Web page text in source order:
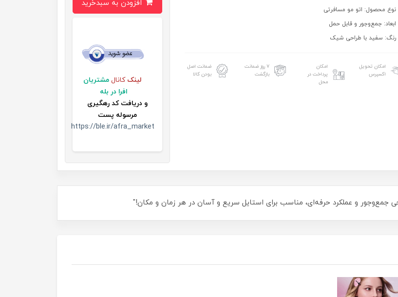
نوع محصول: اتو مو مسافرتی
ابعاد: جمع‌وجور و قابل حمل
رنگ: سفید با طراحی شیک
امکان تحویل
اکسپرس
امکان
پرداخت در
محل
۷ روز ضمانت
بازگشت
ضمانت اصل
بودن کالا
لینک کانال مشتریان
افرا در بله
و دریافت کد رهگیری
مرسوله پست
https://ble.ir/afra_market